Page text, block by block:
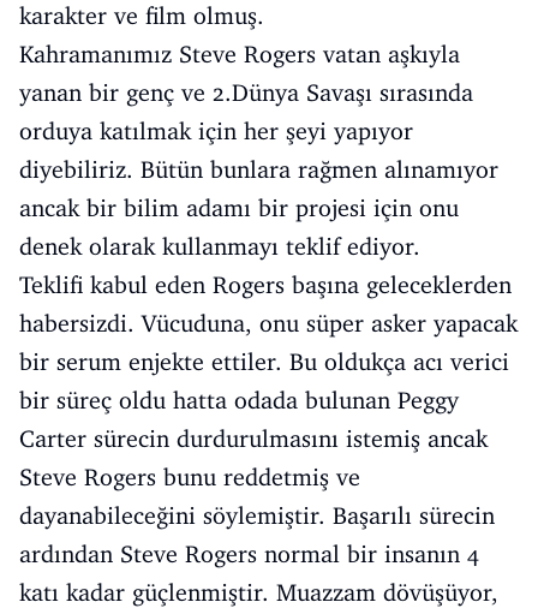
karakter ve film olmuş.
Kahramanımız Steve Rogers vatan aşkıyla
yanan bir genç ve 2.Dünya Savaşı sırasında
orduya katılmak için her şeyi yapıyor
diyebiliriz. Bütün bunlara rağmen alınamıyor
ancak bir bilim adamı bir projesi için onu
denek olarak kullanmayı teklif ediyor.
Teklifi kabul eden Rogers başına geleceklerden
habersizdi. Vücuduna, onu süper asker yapacak
bir serum enjekte ettiler. Bu oldukça acı verici
bir süreç oldu hatta odada bulunan Peggy
Carter sürecin durdurulmasını istemiş ancak
Steve Rogers bunu reddetmiş ve
dayanabileceğini söylemiştir. Başarılı sürecin
ardından Steve Rogers normal bir insanın 4
katı kadar güçlenmiştir. Muazzam dövüşüyor,